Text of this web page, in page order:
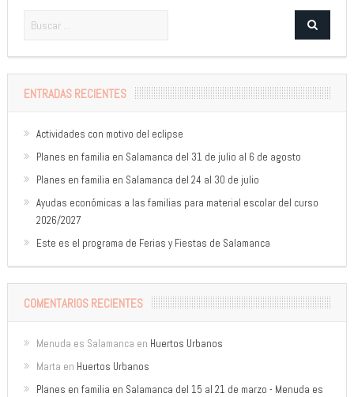
ENTRADAS RECIENTES
Actividades con motivo del eclipse
Planes en familia en Salamanca del 31 de julio al 6 de agosto
Planes en familia en Salamanca del 24 al 30 de julio
Ayudas económicas a las familias para material escolar del curso
2026/2027
Este es el programa de Ferias y Fiestas de Salamanca
COMENTARIOS RECIENTES
Menuda es Salamanca en Huertos Urbanos
Marta en Huertos Urbanos
Planes en familia en Salamanca del 15 al 21 de marzo - Menuda es